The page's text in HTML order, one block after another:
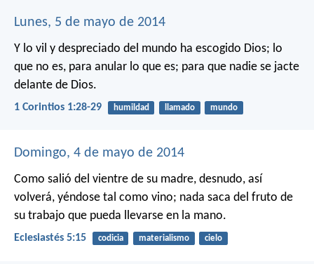
Lunes, 5 de mayo de 2014
Y lo vil y despreciado del mundo ha escogido Dios; lo
que no es, para anular lo que es; para que nadie se jacte
delante de Dios.
1 Corintios 1:28-29 humildad llamado mundo
Domingo, 4 de mayo de 2014
Como salió del vientre de su madre, desnudo, así
volverá, yéndose tal como vino; nada saca del fruto de
su trabajo que pueda llevarse en la mano.
Eclesiastés 5:15 codicia materialismo cielo